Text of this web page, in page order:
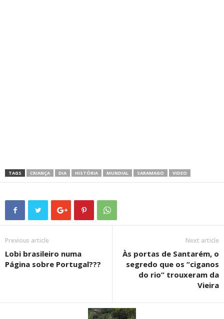
TAGS CRIANÇA DIA HISTÓRIA MUNDIAL SARAMAGO VIDEO
Previous article
Lobi brasileiro numa
Página sobre Portugal???
Next article
Às portas de Santarém, o
segredo que os “ciganos
do rio” trouxeram da
Vieira